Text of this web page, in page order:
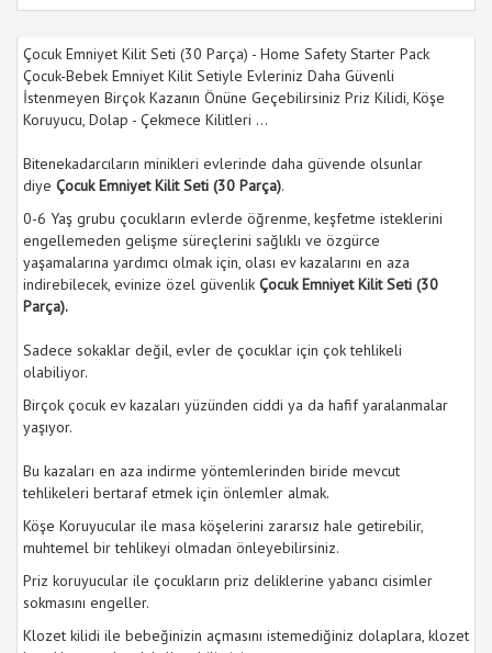
Çocuk Emniyet Kilit Seti (30 Parça) - Home Safety Starter Pack
Çocuk-Bebek Emniyet Kilit Setiyle Evleriniz Daha Güvenli
İstenmeyen Birçok Kazanın Önüne Geçebilirsiniz Priz Kilidi, Köşe
Koruyucu, Dolap - Çekmece Kilitleri ...
Bitenekadarcıların minikleri evlerinde daha güvende olsunlar
diye Çocuk Emniyet Kilit Seti (30 Parça).
0-6 Yaş grubu çocukların evlerde öğrenme, keşfetme isteklerini
engellemeden gelişme süreçlerini sağlıklı ve özgürce
yaşamalarına yardımcı olmak için, olası ev kazalarını en aza
indirebilecek, evinize özel güvenlik Çocuk Emniyet Kilit Seti (30
Parça).
Sadece sokaklar değil, evler de çocuklar için çok tehlikeli
olabiliyor.
Birçok çocuk ev kazaları yüzünden ciddi ya da hafif yaralanmalar
yaşıyor.
Bu kazaları en aza indirme yöntemlerinden biride mevcut
tehlikeleri bertaraf etmek için önlemler almak.
Köşe Koruyucular ile masa köşelerini zararsız hale getirebilir,
muhtemel bir tehlikeyi olmadan önleyebilirsiniz.
Priz koruyucular ile çocukların priz deliklerine yabancı cisimler
sokmasını engeller.
Klozet kilidi ile bebeğinizin açmasını istemediğiniz dolaplara, klozet